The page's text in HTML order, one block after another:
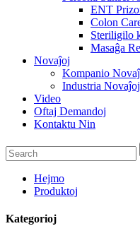
ENT
Colon
Steriligilo
Masaĝa
Novaĵoj
Kompanio
Industria Novaĵoj
Video
Oftaj Demandoj
Kontaktu Nin
Hejmo
Produktoj
Kategorioj